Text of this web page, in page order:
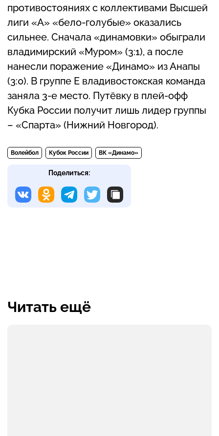
противостояниях с коллективами Высшей
лиги «А» «бело-голубые» оказались
сильнее. Сначала «динамовки» обыграли
владимирский «Муром» (3:1), а после
нанесли поражение «Динамо» из Анапы
(3:0). В группе Е владивостокская команда
заняла 3-е место. Путёвку в плей-офф
Кубка России получит лишь лидер группы
– «Спарта» (Нижний Новгород).
Волейбол Кубок России ВК «Динамо»
Поделиться:
Читать ещё